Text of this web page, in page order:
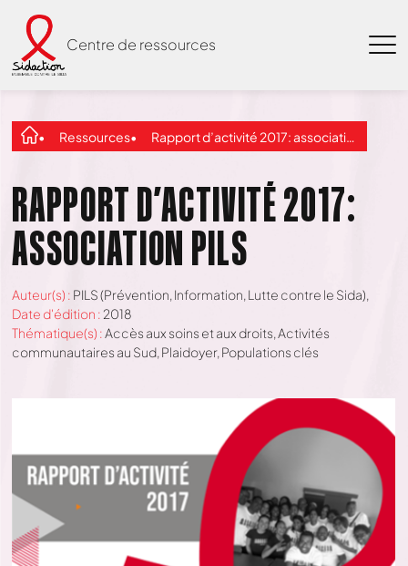
Centre de ressources
Ressources Rapport d’activité 2017: association PILS
RAPPORT D’ACTIVITÉ 2017:
ASSOCIATION PILS
Auteur(s) : PILS (Prévention, Information, Lutte contre le Sida),
Date d'édition : 2018
Thématique(s) :Accès aux soins et aux droits,Activités
communautaires au Sud, Plaidoyer, Populations clés